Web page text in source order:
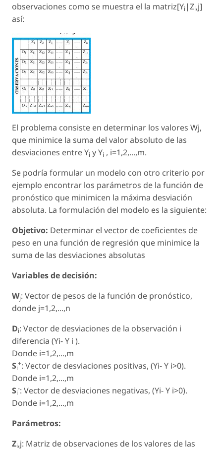
observaciones como se muestra el la matriz[Yi |Zi,j]
así:
El problema consiste en determinar los valores Wj,
que minimice la suma del valor absoluto de las
desviaciones entre Yi y Yi , i=1,2,...,m.
Se podría formular un modelo con otro criterio por
ejemplo encontrar los parámetros de la función de
pronóstico que minimicen la máxima desviación
absoluta. La formulación del modelo es la siguiente:
Objetivo: Determinar el vector de coeficientes de
peso en una función de regresión que minimice la
suma de las desviaciones absolutas
Variables de decisión:
Wj: Vector de pesos de la función de pronóstico,
donde j=1,2,...,n
Di: Vector de desviaciones de la observación i
diferencia (Yi- Y i ).
Donde i=1,2,...,m
Si
+: Vector de desviaciones positivas, (Yi- Y i>0).
Donde i=1,2,...,m
Si
-: Vector de desviaciones negativas, (Yi- Y i>0).
Donde i=1,2,...,m
Parámetros:
Zi,j: Matriz de observaciones de los valores de las